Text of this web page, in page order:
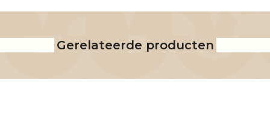
Gerelateerde producten